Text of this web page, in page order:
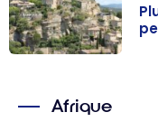
France : 20
Afrique